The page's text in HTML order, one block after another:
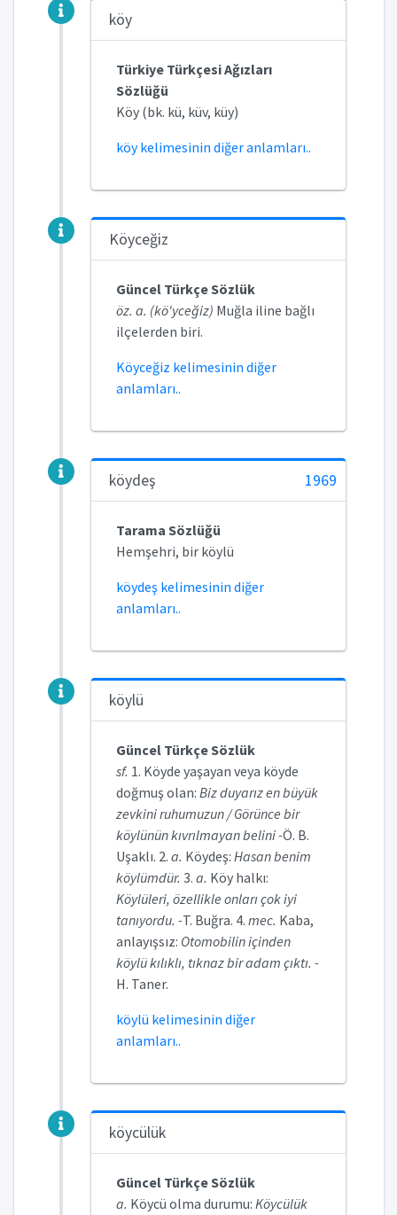
köy
Türkiye Türkçesi Ağızları
Sözlüğü
Köy (bk. kü, küv, küy)
köy kelimesinin diğer anlamları..
Köyceğiz
Güncel Türkçe Sözlük
öz. a. (kö'yceğiz) Muğla iline bağlı
ilçelerden biri.
Köyceğiz kelimesinin diğer
anlamları..
köydeş 1969
Tarama Sözlüğü
Hemşehri, bir köylü
köydeş kelimesinin diğer
anlamları..
köylü
Güncel Türkçe Sözlük
sf. 1. Köyde yaşayan veya köyde
doğmuş olan: Biz duyarız en büyük
zevkini ruhumuzun / Görünce bir
köylünün kıvrılmayan belini -Ö. B.
Uşaklı. 2. a. Köydeş: Hasan benim
köylümdür. 3. a. Köy halkı:
Köylüleri, özellikle onları çok iyi
tanıyordu. -T. Buğra. 4. mec. Kaba,
anlayışsız: Otomobilin içinden
köylü kılıklı, tıknaz bir adam çıktı. -
H. Taner.
köylü kelimesinin diğer
anlamları..
köycülük
Güncel Türkçe Sözlük
a. Köycü olma durumu: Köycülük